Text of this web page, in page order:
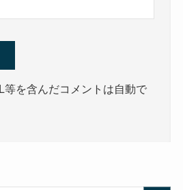
等を含んだコメントは自動で